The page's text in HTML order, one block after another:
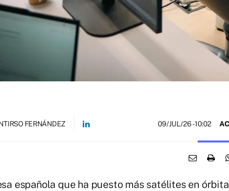
FERNÁNDEZ 09/JUL/26- 10:02
española que ha puesto más satélites en